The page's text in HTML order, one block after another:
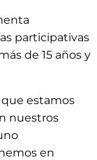
participativas
de 15 años y
estamos
nuestros
en